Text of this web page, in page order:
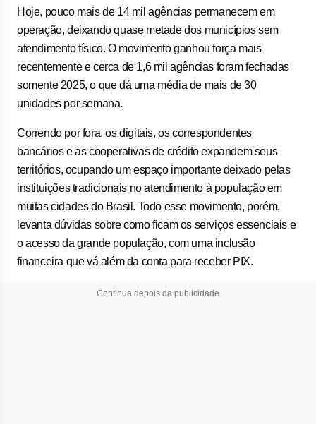
Hoje, pouco mais de 14 mil agências permanecem em
operação, deixando quase metade dos municípios sem
atendimento físico. O movimento ganhou força mais
recentemente e cerca de 1,6 mil agências foram fechadas
somente 2025, o que dá uma média de mais de 30
unidades por semana.
Correndo por fora, os digitais, os correspondentes
bancários e as cooperativas de crédito expandem seus
territórios, ocupando um espaço importante deixado pelas
instituições tradicionais no atendimento à população em
muitas cidades do Brasil. Todo esse movimento, porém,
levanta dúvidas sobre como ficam os serviços essenciais e
o acesso da grande população, com uma inclusão
financeira que vá além da conta para receber PIX.
Continua depois da publicidade